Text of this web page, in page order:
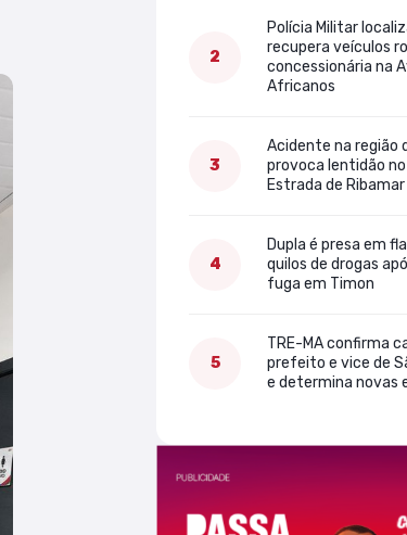
Polícia Militar
recupera veículos
concessionária na
Africanos
Acidente na região
provoca lentidão
Estrada de Ribamar
Dupla é presa em
quilos de drogas
fuga em Timon
TRE-MA confirma
prefeito e vice de
e determina novas